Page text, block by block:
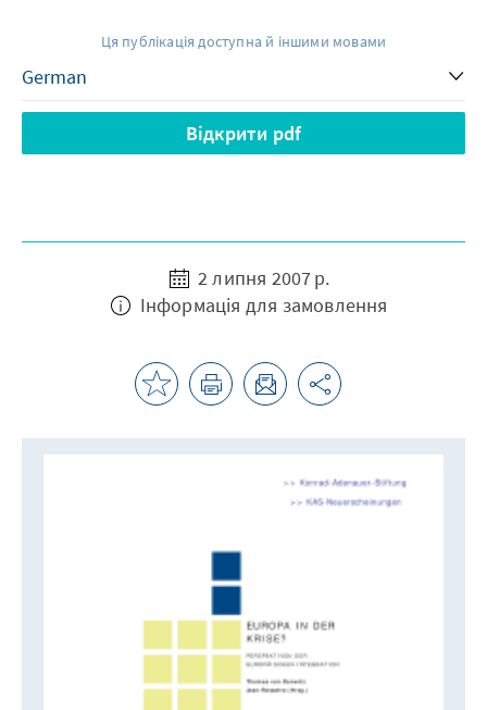
Ця публікація доступна й іншими мовами
Відкрити pdf
2 липня 2007 р.
Інформація для замовлення